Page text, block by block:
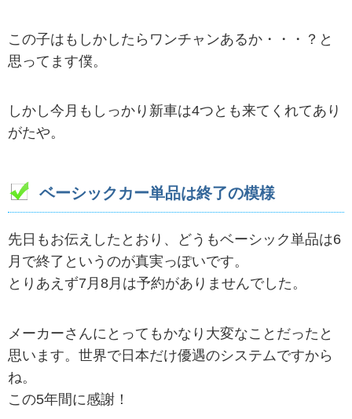
この子はもしかしたらワンチャンあるか・・・？と
思ってます僕。
しかし今月もしっかり新車は4つとも来てくれてあり
がたや。
ベーシックカー単品は終了の模様
先日もお伝えしたとおり、どうもベーシック単品は6
月で終了というのが真実っぽいです。
とりあえず7月8月は予約がありませんでした。
メーカーさんにとってもかなり大変なことだったと
思います。世界で日本だけ優遇のシステムですから
ね。
この5年間に感謝！